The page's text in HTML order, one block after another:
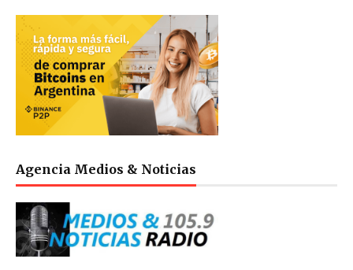
Agencia Medios & Noticias